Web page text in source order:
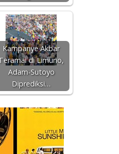
Kampanye Akbar
di Limuno,
Adam-Sutoyo
Diprediksi…